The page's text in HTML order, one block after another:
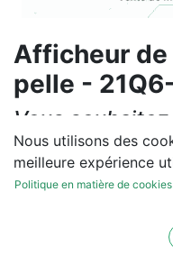
Afficheur de
pelle -
Vous
réparation ou
diagnostic sur
Nous utilisons des
meilleure expérience
Politique en matière de cookies